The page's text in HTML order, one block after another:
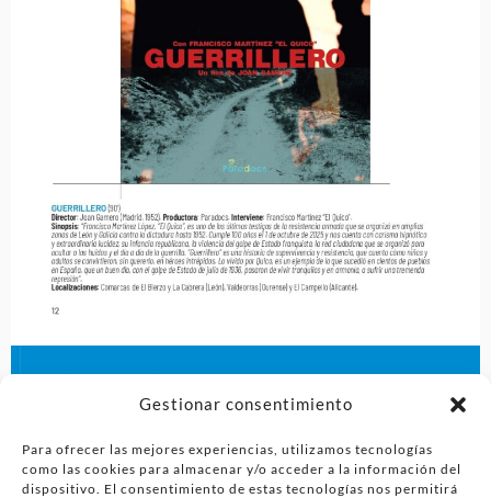
Gestionar consentimiento
Para ofrecer las mejores experiencias, utilizamos tecnologías
como las cookies para almacenar y/o acceder a la información del
dispositivo. El consentimiento de estas tecnologías nos permitirá